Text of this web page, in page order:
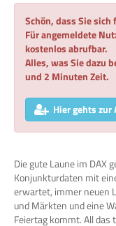
Schön, dass Sie
Für angemeldete
kostenlos abrufbar.
Alles, was Sie dazu
und 2 Minuten Zeit.
Hier gehts
Die gute Laune im DAX
Konjunkturdaten mit
erwartet, immer neuen
und Märkten und eine
Feiertag kommt. All das